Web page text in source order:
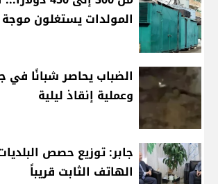
المولدات يستغلون موجة
الضباب يحاصر شبانًا في
وعملية إنقاذ ليلية
جابر: توزيع حصص
الهاتف الثابت قريباً